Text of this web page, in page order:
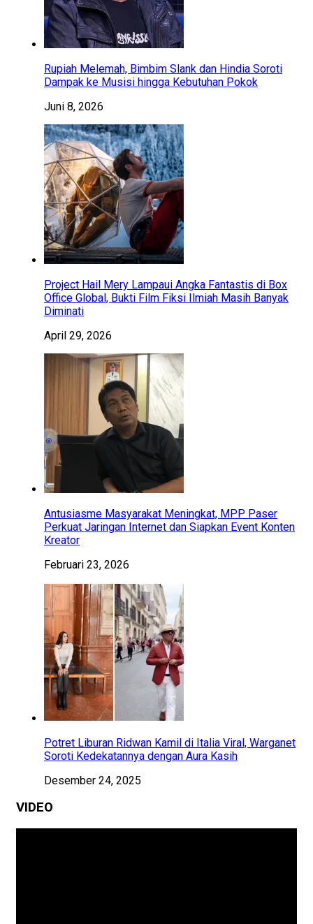
Rupiah Melemah, Bimbim Slank dan Hindia Soroti
Dampak ke Musisi hingga Kebutuhan Pokok
Juni 8, 2026
Project Hail Mery Lampaui Angka Fantastis di Box
Office Global, Bukti Film Fiksi Ilmiah Masih Banyak
Diminati
April 29, 2026
Antusiasme Masyarakat Meningkat, MPP Paser
Perkuat Jaringan Internet dan Siapkan Event Konten
Kreator
Februari 23, 2026
Potret Liburan Ridwan Kamil di Italia Viral, Warganet
Soroti Kedekatannya dengan Aura Kasih
Desember 24, 2025
VIDEO